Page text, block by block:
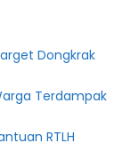
Dongkrak
Terdampak
RTLH